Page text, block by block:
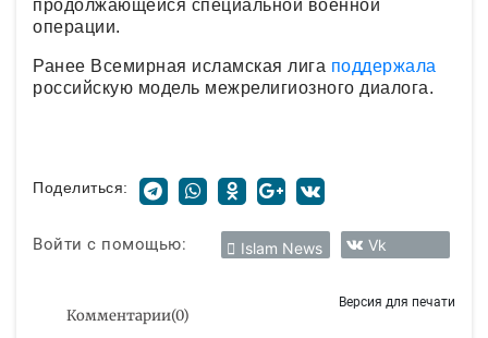
продолжающейся специальной военной
операции.
Ранее Всемирная исламская лига поддержала
российскую модель межрелигиозного диалога.
Поделиться:
Войти с помощью: Islam News Vk
Комментарии(0)
Версия для печати